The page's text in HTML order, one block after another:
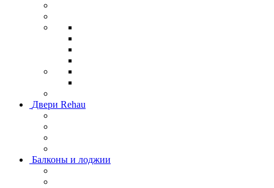
Двери Rehau
Балконы и лоджии